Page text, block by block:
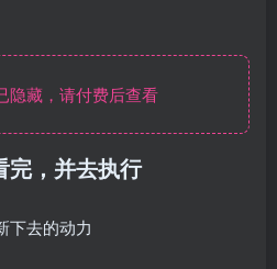
藏，请付费后查看
完，并去执行
下去的动力